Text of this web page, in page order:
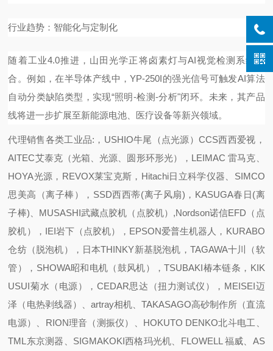
行业趋势：智能化与定制化
随着工业4.0推进，山田光学正将卤素灯与AI视觉检测系统结
合。例如，在半导体产线中，YP-250I的强光信号可触发AI算法
自动分类缺陷类型，实现“照明-检测-分析"闭环。未来，其产品
线将进一步扩展至新能源电池、医疗设备等新兴领域。
代理销售各类工业品:，USHIO牛尾（点光源）CCS西西爱视，
AITEC艾泰克（光箱、光源、圆形环形光），LEIMAC 雷马克、
HOYA光源，REVOX莱宝克斯，Hitachi日立科学仪器、SIMCO
思美高（离子棒），SSD西西蒂(离子风扇)，KASUGA春日(离
子棒)、MUSASHI武藏点胶机（点胶机）,Nordson诺信EFD（点
胶机），IEI岩下（点胶机），EPSON爱普生机器人，KURABO
仓纺（脱泡机），日本THINKY新基脱泡机，TAGAWA十川（软
管），SHOWA昭和电机（鼓风机），TSUBAKI椿本链条，KIK
USUI菊水（电源），CEDAR思达（扭力测试仪），MEISEI迈
泽（电热剥线器）、artray相机、TAKASAGO高砂制作所（直流
电源）、RION理音（测振仪）、HOKUTO DENKO北斗电工、
TML东京测器、SIGMAKOKI西格玛光机、FLOWELL 福威、AS